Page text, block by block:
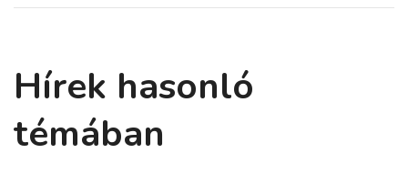
Hírek hasonló
témában